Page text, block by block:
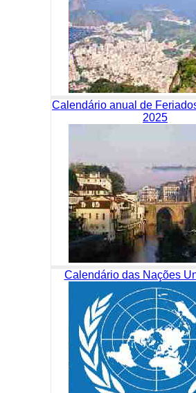
Calendário anual de
2025
Calendário das Nações